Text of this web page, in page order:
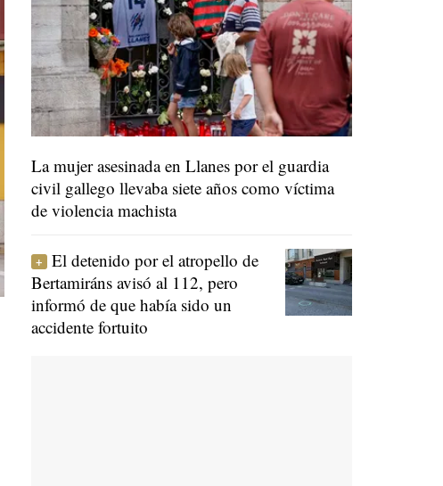
La mujer asesinada en Llanes por el guardia
civil gallego llevaba siete años como víctima
de violencia machista
El detenido por el atropello de
Bertamiráns avisó al 112, pero
informó de que había sido un
accidente fortuito